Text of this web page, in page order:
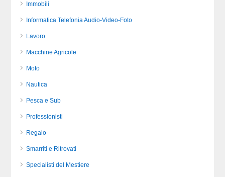
Immobili
Informatica Telefonia Audio-Video-Foto
Lavoro
Macchine Agricole
Moto
Nautica
Pesca e Sub
Professionisti
Regalo
Smarriti e Ritrovati
Specialisti del Mestiere